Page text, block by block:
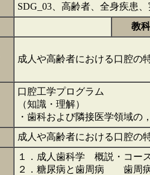
SDG_03、高齢者、全身疾患
教
成人や高齢者における口腔の
口腔工学プログラム
（知識・理解）
・歯科および隣接医学領域
成人や高齢者における口腔の
１．成人歯科学 概説・コー
２．糖尿病と歯周病 歯周